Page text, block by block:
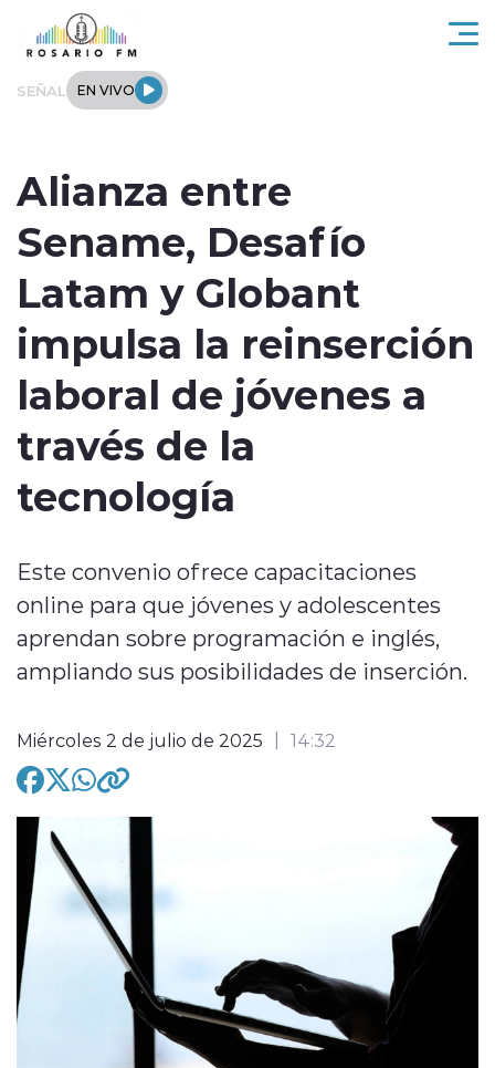
Click acá para ir directamente al contenido
SEÑAL EN VIVO
Tendencias
Internacional
Deportes
Entrevistas
modo claro
Alianza entre
Sename, Desafío
Latam y Globant
impulsa la reinserción
laboral de jóvenes a
través de la
tecnología
Este convenio ofrece capacitaciones
online para que jóvenes y adolescentes
aprendan sobre programación e inglés,
ampliando sus posibilidades de inserción.
Miércoles 2 de julio de 2025 14:32